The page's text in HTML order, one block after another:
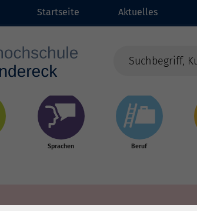
Startseite Aktuelles
Sprachen Beruf